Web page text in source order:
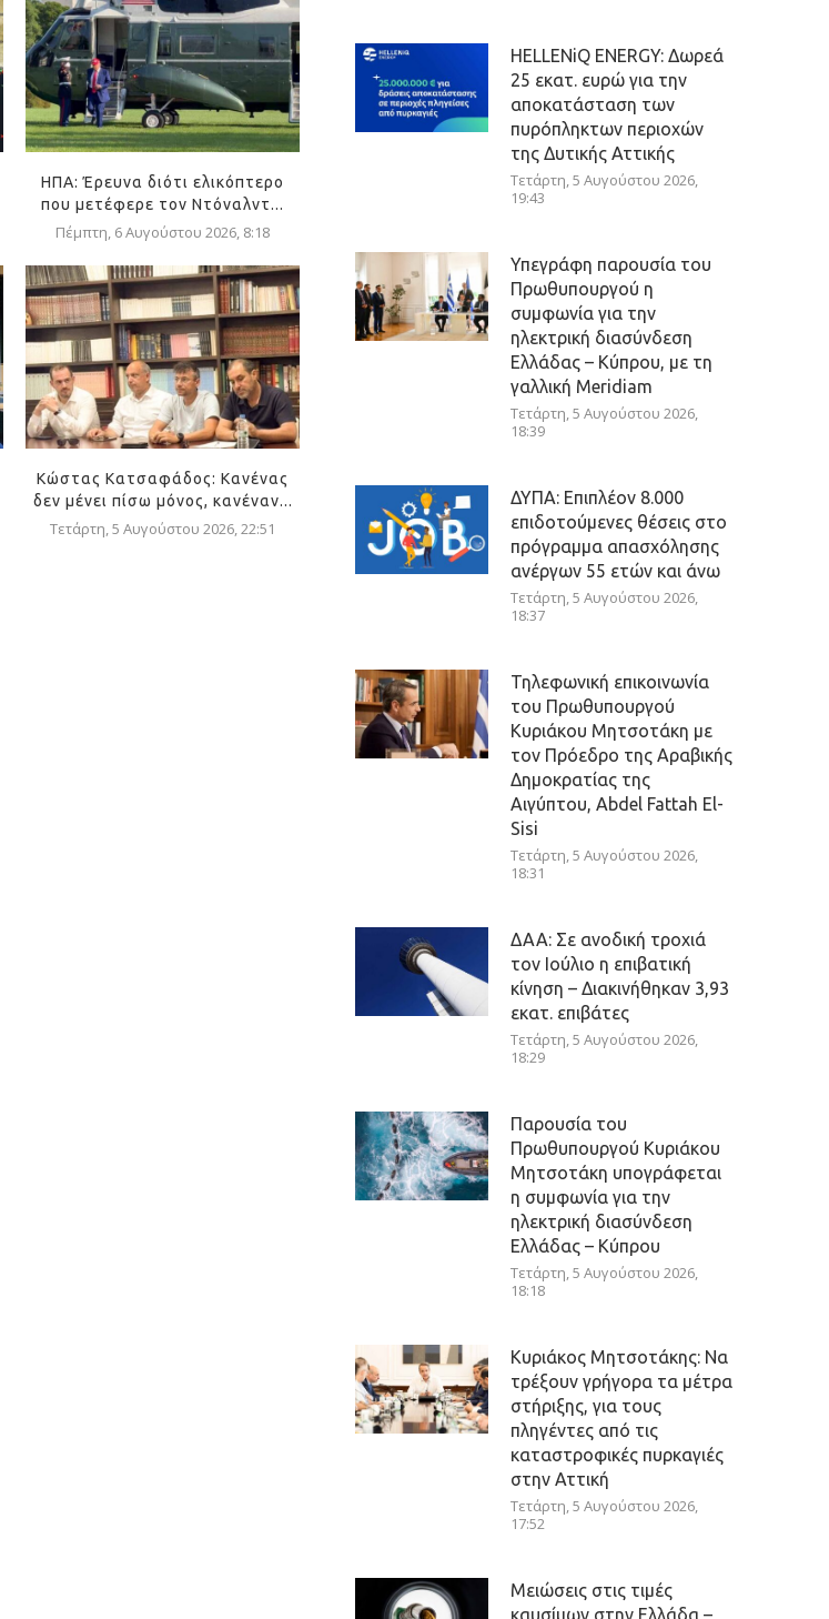
ΗΠΑ: Έρευνα διότι ελικόπτερο
που μετέφερε τον Ντόναλντ...
Πέμπτη, 6 Αυγούστου 2026, 8:18
Κώστας Κατσαφάδος: Κανένας
δεν μένει πίσω μόνος, κανέναν...
Τετάρτη, 5 Αυγούστου 2026, 22:51
HELLENiQ ENERGY: Δωρεά
25 εκατ. ευρώ για την
αποκατάσταση των
πυρόπληκτων περιοχών
της Δυτικής Αττικής
Τετάρτη, 5 Αυγούστου 2026,
19:43
Υπεγράφη παρουσία του
Πρωθυπουργού η
συμφωνία για την
ηλεκτρική διασύνδεση
Ελλάδας – Κύπρου, με τη
γαλλική Meridiam
Τετάρτη, 5 Αυγούστου 2026,
18:39
ΔΥΠΑ: Επιπλέον 8.000
επιδοτούμενες θέσεις στο
πρόγραμμα απασχόλησης
ανέργων 55 ετών και άνω
Τετάρτη, 5 Αυγούστου 2026,
18:37
Τηλεφωνική επικοινωνία
του Πρωθυπουργού
Κυριάκου Μητσοτάκη με
τον Πρόεδρο της Αραβικής
Δημοκρατίας της
Αιγύπτου, Abdel Fattah El-
Sisi
Τετάρτη, 5 Αυγούστου 2026,
18:31
ΔΑΑ: Σε ανοδική τροχιά
τον Ιούλιο η επιβατική
κίνηση – Διακινήθηκαν 3,93
εκατ. επιβάτες
Τετάρτη, 5 Αυγούστου 2026,
18:29
Παρουσία του
Πρωθυπουργού Κυριάκου
Μητσοτάκη υπογράφεται
η συμφωνία για την
ηλεκτρική διασύνδεση
Ελλάδας – Κύπρου
Τετάρτη, 5 Αυγούστου 2026,
18:18
Κυριάκος Μητσοτάκης: Να
τρέξουν γρήγορα τα μέτρα
στήριξης, για τους
πληγέντες από τις
καταστροφικές πυρκαγιές
στην Αττική
Τετάρτη, 5 Αυγούστου 2026,
17:52
Μειώσεις στις τιμές
καυσίμων στην Ελλάδα –